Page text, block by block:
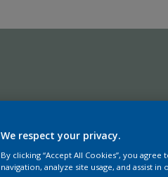
We respect your privacy.
By clicking “Accept All Cookies”, you
navigation, analyze site usage, and assist